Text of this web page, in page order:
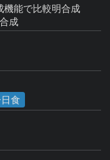
機能で比較明合成
成
食